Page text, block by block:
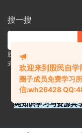
搜一搜
股票 |直播| 外汇| 期货 |金融
式学习平台
纯知识学习与资源共
欢迎来到股民自学
圈子成员免费学习
信:wh26428